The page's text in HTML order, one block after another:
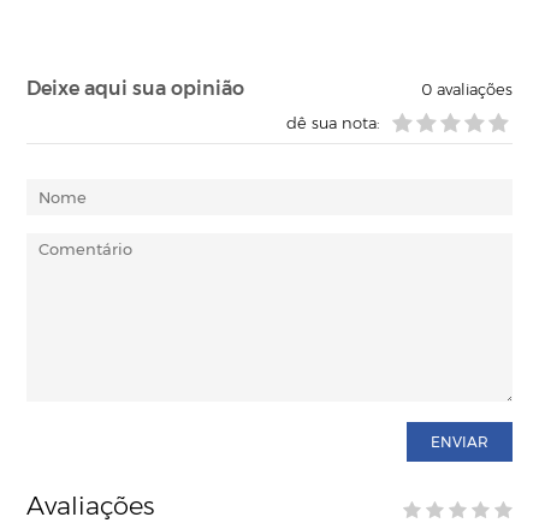
Deixe aqui sua opinião 0avaliações
dê sua nota:
ENVIAR
Avaliações